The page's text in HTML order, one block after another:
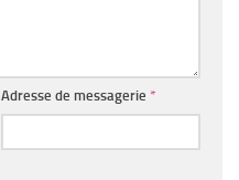
Adresse de messagerie *